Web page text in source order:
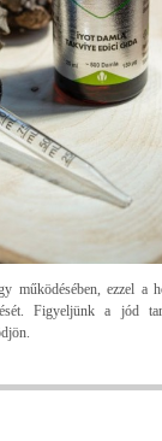
működésében, ezzel a
Figyeljünk a jód